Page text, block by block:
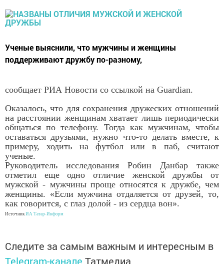
Ученые выяснили, что мужчины и женщины
поддерживают дружбу по-разному,
сообщает РИА Новости со ссылкой на Guardian.
Оказалось, что для сохранения дружеских отношений
на расстоянии женщинам хватает лишь периодически
общаться по телефону. Тогда как мужчинам, чтобы
оставаться друзьями, нужно что-то делать вместе, к
примеру, ходить на футбол или в паб, считают
ученые.
Руководитель исследования Робин Данбар также
отметил еще одно отличие женской дружбы от
мужской - мужчины проще относятся к дружбе, чем
женщины. «Если мужчина отдаляется от друзей, то,
как говорится, с глаз долой - из сердца вон».
ИсточникИА Татар-Информ
Следите за самым важным и интересным в
Telegram-канале Татмедиа